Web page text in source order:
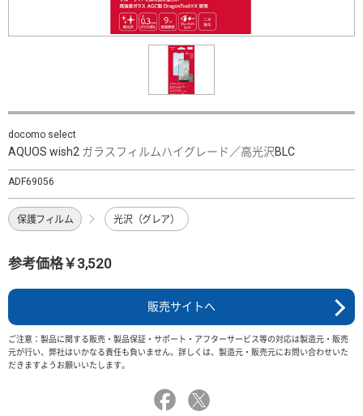
docomo select
AQUOS wish2 ガラスフィルムハイグレード／高光沢BLC
ADF69056
保護フィルム 光沢（グレア）
参考価格￥3,520
販売サイトへ
ご注意：製品に関する販売・製品保証・サポート・アフターサービス等の対応は製造元・販売
元が行い、弊社はいかなる責任も負いません。詳しくは、製造元・販売元にお問い合わせいた
だきますようお願いいたします。